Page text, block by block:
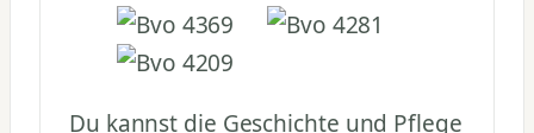
Du kannst die Geschichte und Pflege